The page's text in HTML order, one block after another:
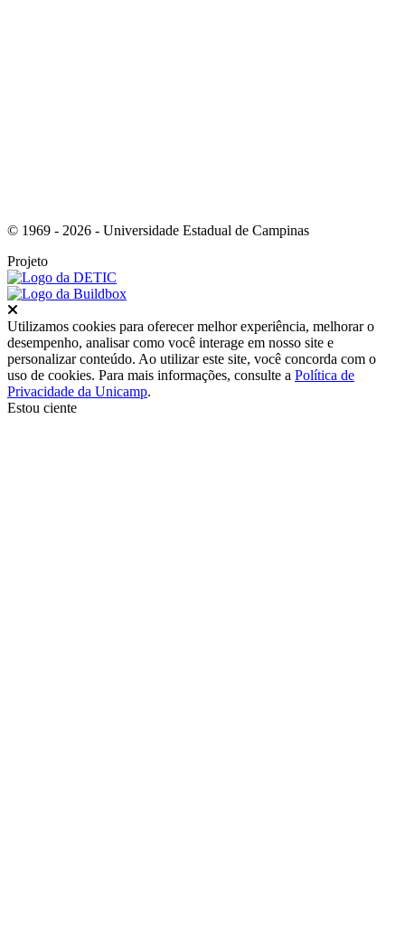
© 1969 - 2026 - Universidade Estadual de Campinas
Projeto
Utilizamos cookies para oferecer melhor experiência, melhorar o
desempenho, analisar como você interage em nosso site e
personalizar conteúdo. Ao utilizar este site, você concorda com o
uso de cookies. Para mais informações, consulte a Política de
Privacidade da Unicamp.
Estou ciente